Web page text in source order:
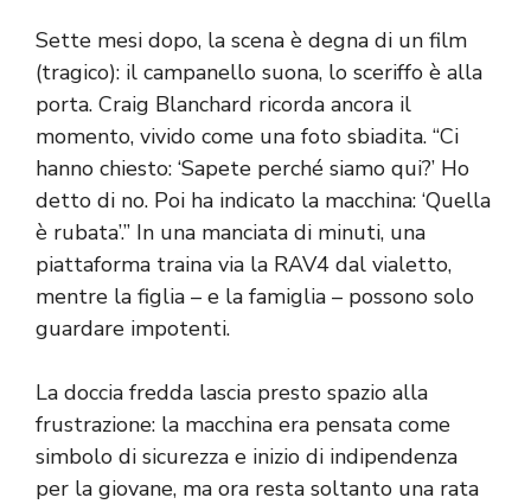
Sette mesi dopo, la scena è degna di un film
(tragico): il campanello suona, lo sceriffo è alla
porta. Craig Blanchard ricorda ancora il
momento, vivido come una foto sbiadita. “Ci
hanno chiesto: ‘Sapete perché siamo qui?’ Ho
detto di no. Poi ha indicato la macchina: ‘Quella
è rubata’.” In una manciata di minuti, una
piattaforma traina via la RAV4 dal vialetto,
mentre la figlia – e la famiglia – possono solo
guardare impotenti.
La doccia fredda lascia presto spazio alla
frustrazione: la macchina era pensata come
simbolo di sicurezza e inizio di indipendenza
per la giovane, ma ora resta soltanto una rata